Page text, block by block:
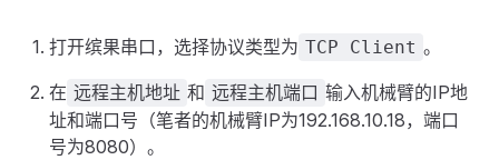
打开缤果串口，选择协议类型为 TCP Client 。
在 远程主机地址 和 远程主机端口 输入机械臂的IP地
址和端口号（笔者的机械臂IP为192.168.10.18，端口
号为8080）。